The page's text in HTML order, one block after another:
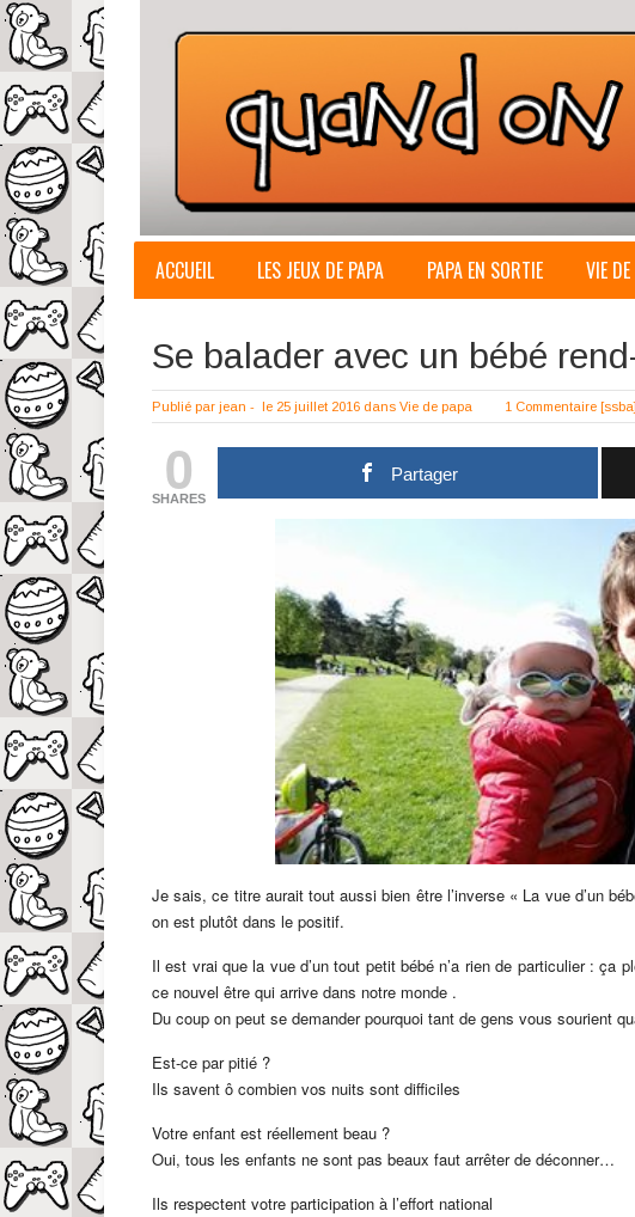
ACCUEIL LES JEUX DE PAPA PAPA EN SORTIE VIE
Se balader avec un bébé
Publié par jean - le 25 juillet 2016 dans Vie de papa 1 Commentaire [ssba]
0
SHARES
Partager
Je sais, ce titre aurait tout aussi bien être l’inverse « La vue d’un
on est plutôt dans le positif.
Il est vrai que la vue d’un tout petit bébé n’a rien de particulier :
ce nouvel être qui arrive dans notre monde .
Du coup on peut se demander pourquoi tant de gens vous sourient
Est-ce par pitié ?
Ils savent ô combien vos nuits sont difficiles
Votre enfant est réellement beau ?
Oui, tous les enfants ne sont pas beaux faut arrêter de déconner…
Ils respectent votre participation à l’effort national